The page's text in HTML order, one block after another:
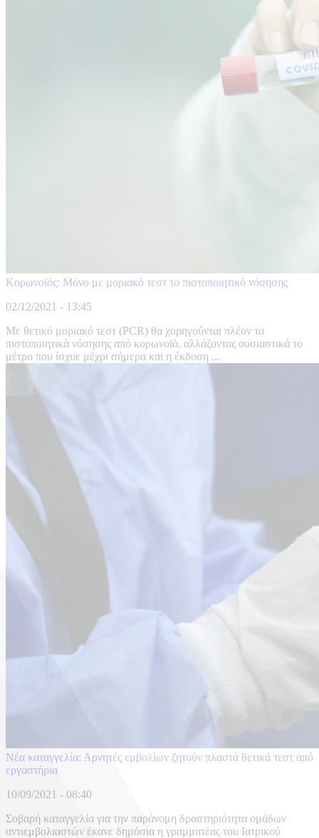
Κορωνοϊός: Μόνο με μοριακό τεστ το πιστοποιητικό νόσησης
02/12/2021 - 13:45
Με θετικό μοριακό τεστ (PCR) θα χορηγούνται πλέον τα
πιστοποιητικά νόσησης από κορωνοϊό, αλλάζοντας ουσιαστικά το
μέτρο που ίσχυε μέχρι σήμερα και η έκδοση ...
Νέα καταγγελία: Αρνητές εμβολίων ζητούν πλαστά θετικά τεστ από
εργαστήρια
10/09/2021 - 08:40
Σοβαρή καταγγελία για την παράνομη δραστηριότητα ομάδων
αντιεμβολιαστών έκανε δημόσια η γραμματέας του Ιατρικού